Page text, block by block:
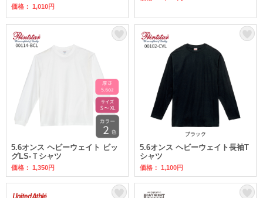
価格： 1,010円
5.6オンス ヘビーウェイト ビッ
グLS-Ｔシャツ
価格： 1,350円
5.6オンス ヘビーウェイト長袖T
シャツ
価格： 1,100円